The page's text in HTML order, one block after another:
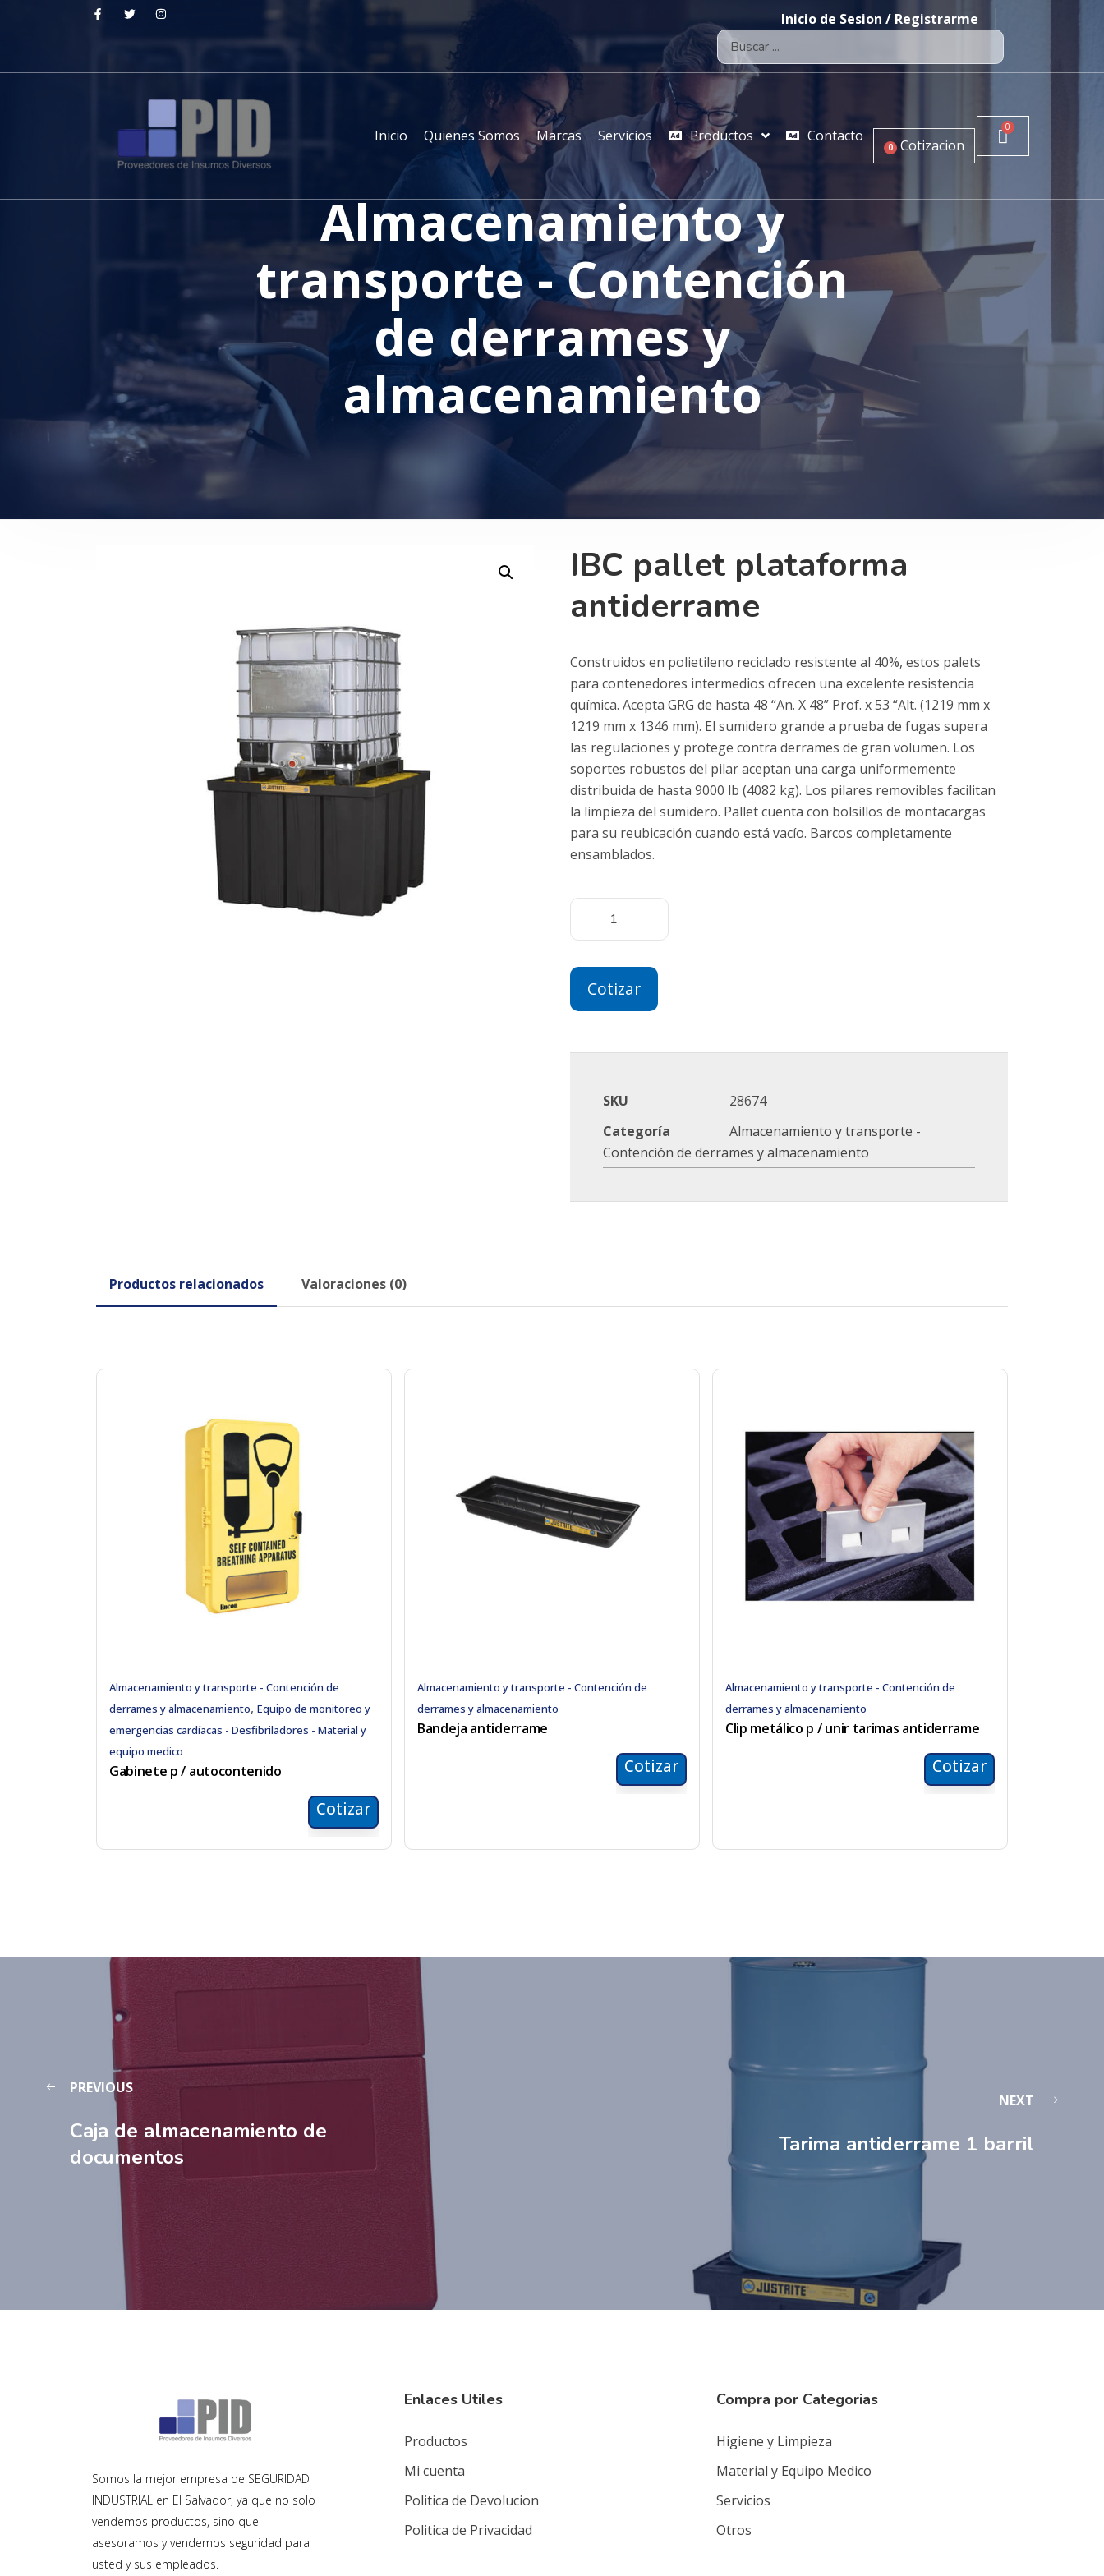
Inicio de Sesion / Registrarme
Inicio Quienes Somos Marcas Servicios Productos Contacto
0 Cotizacion
Almacenamiento y
transporte - Contención
de derrames y
almacenamiento
IBC pallet plataforma
antiderrame
Construidos en polietileno reciclado resistente al 40%, estos palets
para contenedores intermedios ofrecen una excelente resistencia
química. Acepta GRG de hasta 48 “An. X 48” Prof. x 53 “Alt. (1219 mm x
1219 mm x 1346 mm). El sumidero grande a prueba de fugas supera
las regulaciones y protege contra derrames de gran volumen. Los
soportes robustos del pilar aceptan una carga uniformemente
distribuida de hasta 9000 lb (4082 kg). Los pilares removibles facilitan
la limpieza del sumidero. Pallet cuenta con bolsillos de montacargas
para su reubicación cuando está vacío. Barcos completamente
ensamblados.
Cotizar
SKU
28674
Categoría
Almacenamiento y transporte -
Contención de derrames y almacenamiento
Productos relacionados Valoraciones (0)
Almacenamiento y transporte - Contención de
derrames y almacenamiento, Equipo de monitoreo y
emergencias cardíacas - Desfibriladores - Material y
equipo medico
Gabinete p / autocontenido
Cotizar
Almacenamiento y transporte - Contención de
derrames y almacenamiento
Bandeja antiderrame
Cotizar
Almacenamiento y transporte - Contención de
derrames y almacenamiento
Clip metálico p / unir tarimas antiderrame
Cotizar
PREVIOUS
Caja de almacenamiento de
documentos
NEXT
Tarima antiderrame 1 barril
Somos la mejor empresa de SEGURIDAD
INDUSTRIAL en El Salvador, ya que no solo
vendemos productos, sino que
asesoramos y vendemos seguridad para
usted y sus empleados.
Enlaces Utiles
Productos
Mi cuenta
Politica de Devolucion
Politica de Privacidad
Compra por Categorias
Higiene y Limpieza
Material y Equipo Medico
Servicios
Otros